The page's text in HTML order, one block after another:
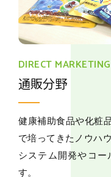
DIRECT MARKETING
通販分野
健康補助食品や化粧
で培ってきたノウハ
システム開発やコー
す。